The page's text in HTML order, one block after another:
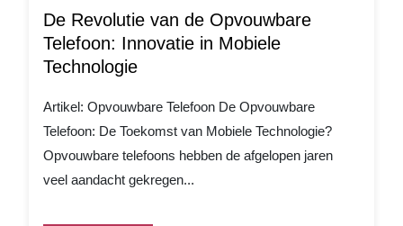
De Revolutie van de Opvouwbare
Telefoon: Innovatie in Mobiele
Technologie
Artikel: Opvouwbare Telefoon De Opvouwbare
Telefoon: De Toekomst van Mobiele Technologie?
Opvouwbare telefoons hebben de afgelopen jaren
veel aandacht gekregen...